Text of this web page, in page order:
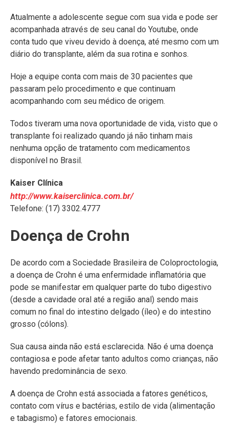
Atualmente a adolescente segue com sua vida e pode ser
acompanhada através de seu canal do Youtube, onde
conta tudo que viveu devido à doença, até mesmo com um
diário do transplante, além da sua rotina e sonhos.
Hoje a equipe conta com mais de 30 pacientes que
passaram pelo procedimento e que continuam
acompanhando com seu médico de origem.
Todos tiveram uma nova oportunidade de vida, visto que o
transplante foi realizado quando já não tinham mais
nenhuma opção de tratamento com medicamentos
disponível no Brasil.
Kaiser Clínica
http://www.kaiserclinica.com.br/
Telefone: (17) 3302.4777
Doença de Crohn
De acordo com a Sociedade Brasileira de Coloproctologia,
a doença de Crohn é uma enfermidade inflamatória que
pode se manifestar em qualquer parte do tubo digestivo
(desde a cavidade oral até a região anal) sendo mais
comum no final do intestino delgado (íleo) e do intestino
grosso (cólons).
Sua causa ainda não está esclarecida. Não é uma doença
contagiosa e pode afetar tanto adultos como crianças, não
havendo predominância de sexo.
A doença de Crohn está associada a fatores genéticos,
contato com vírus e bactérias, estilo de vida (alimentação
e tabagismo) e fatores emocionais.